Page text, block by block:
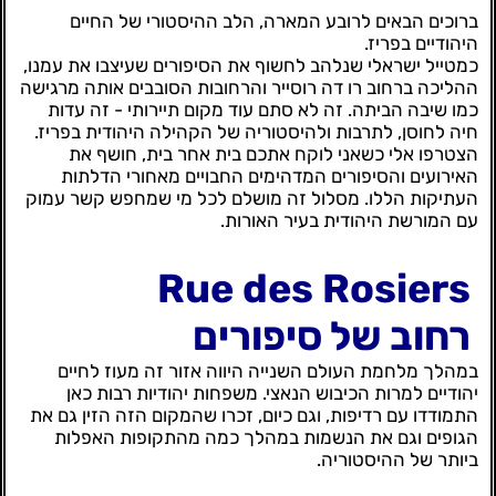
ברוכים הבאים לרובע המארה, הלב ההיסטורי של החיים
היהודיים בפריז.
כמטייל ישראלי שנלהב לחשוף את הסיפורים שעיצבו את עמנו,
ההליכה ברחוב רו דה רוסייר והרחובות הסובבים אותה מרגישה
כמו שיבה הביתה. זה לא סתם עוד מקום תיירותי - זה עדות
חיה לחוסן, לתרבות ולהיסטוריה של הקהילה היהודית בפריז.
הצטרפו אלי כשאני לוקח אתכם בית אחר בית, חושף את
האירועים והסיפורים המדהימים החבויים מאחורי הדלתות
העתיקות הללו. מסלול זה מושלם לכל מי שמחפש קשר עמוק
עם המורשת היהודית בעיר האורות.
Rue des Rosiers
רחוב של סיפורים
במהלך מלחמת העולם השנייה היווה אזור זה מעוז לחיים
יהודיים למרות הכיבוש הנאצי. משפחות יהודיות רבות כאן
התמודדו עם רדיפות, וגם כיום, זכרו שהמקום הזה הזין גם את
הגופים וגם את הנשמות במהלך כמה מהתקופות האפלות
ביותר של ההיסטוריה.